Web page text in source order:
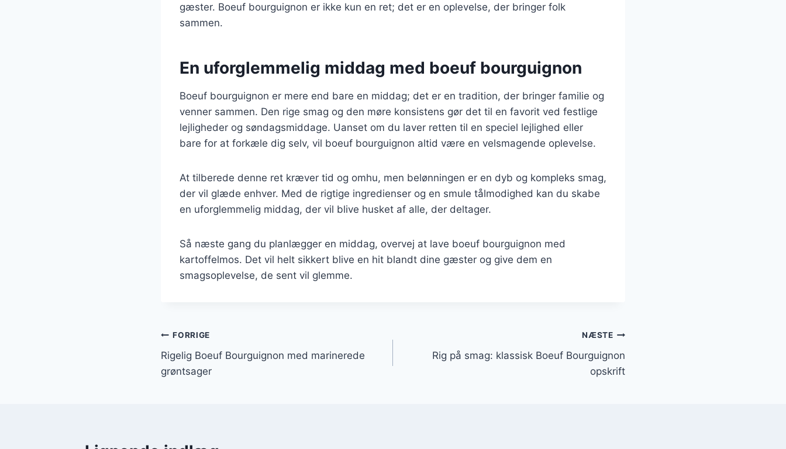
gæster. Boeuf bourguignon er ikke kun en ret; det er en oplevelse, der bringer folk
sammen.
En uforglemmelig middag med boeuf bourguignon
Boeuf bourguignon er mere end bare en middag; det er en tradition, der bringer familie og
venner sammen. Den rige smag og den møre konsistens gør det til en favorit ved festlige
lejligheder og søndagsmiddage. Uanset om du laver retten til en speciel lejlighed eller
bare for at forkæle dig selv, vil boeuf bourguignon altid være en velsmagende oplevelse.
At tilberede denne ret kræver tid og omhu, men belønningen er en dyb og kompleks smag,
der vil glæde enhver. Med de rigtige ingredienser og en smule tålmodighed kan du skabe
en uforglemmelig middag, der vil blive husket af alle, der deltager.
Så næste gang du planlægger en middag, overvej at lave boeuf bourguignon med
kartoffelmos. Det vil helt sikkert blive en hit blandt dine gæster og give dem en
smagsoplevelse, de sent vil glemme.
Indlægsnavigation
FORRIGE
Rigelig Boeuf Bourguignon med marinerede
grøntsager
NÆSTE
Rig på smag: klassisk Boeuf Bourguignon
opskrift